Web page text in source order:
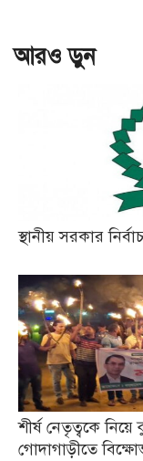
আরও ড়ুন
স্থানীয় সরকার
শীর্ষ নেতৃত্বকে
গোদাগাড়ীতে